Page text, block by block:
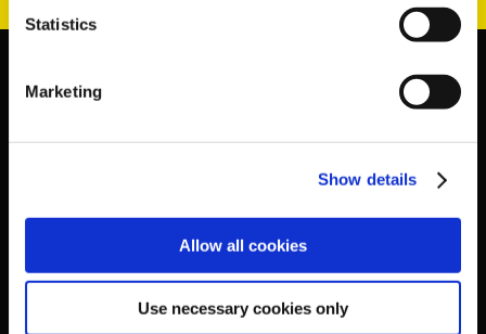
Statistics
Marketing
Show details
Allow all cookies
Use necessary cookies only
KONCEPT PRODUKTER
Bremsesystem